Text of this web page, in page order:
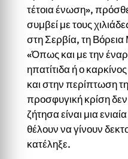
τέτοια ένωση»,
συμβεί με τους
στη Σερβία, τη
«Όπως και με την
ηπατίτιδα ή ο
και στην περίπτωση
προσφυγική κρίση
ζήτησα είναι μια
θέλουν να γίνουν
κατέληξε.